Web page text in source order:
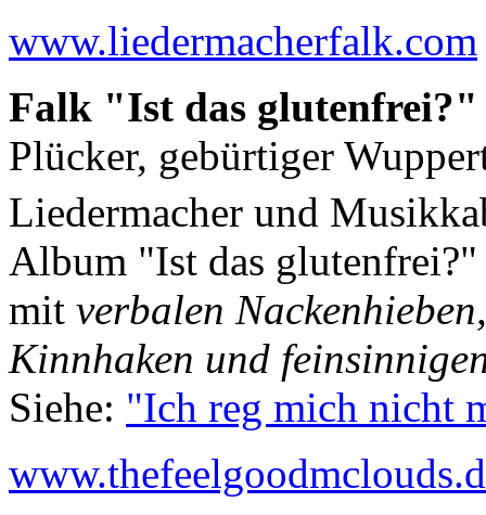
www.liedermacherfalk.com
Falk "Ist das
Plücker, gebürtiger
Liedermacher und
Album "Ist das
mit verbalen
Kinnhaken und
Siehe: "Ich reg mich nicht